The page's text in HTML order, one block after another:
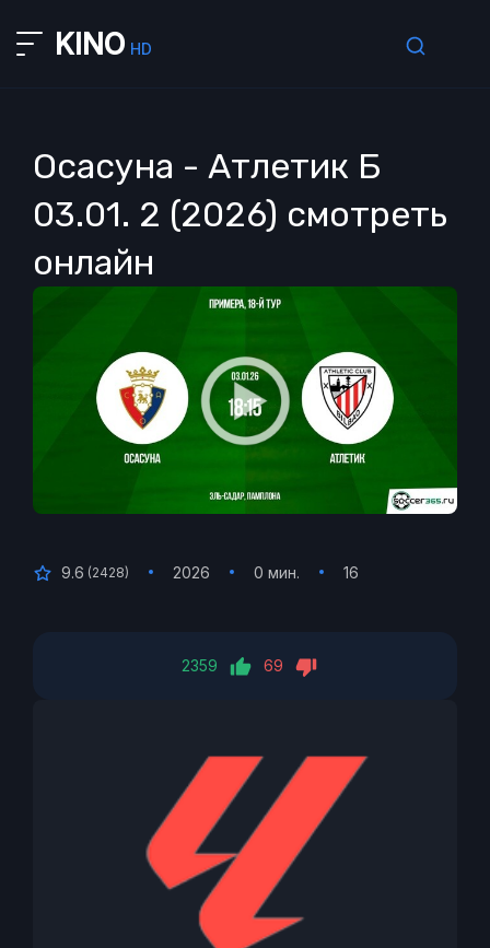
KINO HD
Осасуна - Атлетик Б
03.01. 2 (2026) смотреть
онлайн
9.6 (2428) 2026 0 мин. 16
2359 69